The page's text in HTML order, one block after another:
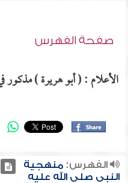
صفحة الفهرس
الأعلام : ( أبو هريرة ) مذكور
الفهرس:منهجية
النبي صلى الله عليه